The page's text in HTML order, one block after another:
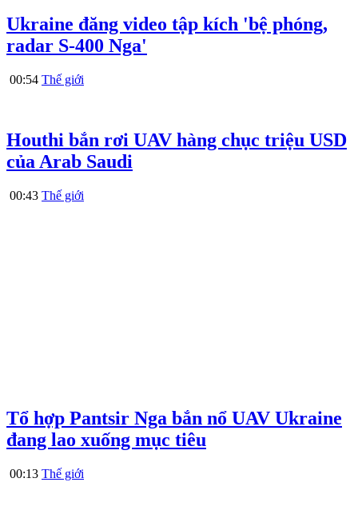
Ukraine đăng video tập kích 'bệ phóng,
radar S-400 Nga'
00:54 Thế giới
Houthi bắn rơi UAV hàng chục triệu USD
của Arab Saudi
00:43 Thế giới
Tổ hợp Pantsir Nga bắn nổ UAV Ukraine
đang lao xuống mục tiêu
00:13 Thế giới